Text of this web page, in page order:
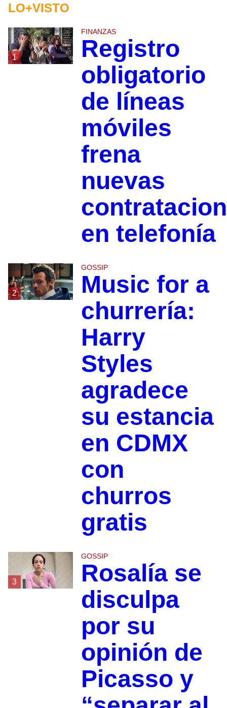
LO+VISTO
1
FINANZAS
Registro
obligatorio
de líneas
móviles
frena
nuevas
en telefonía
2
GOSSIP
Music for a
churrería:
Harry
Styles
agradece
su estancia
en CDMX
con
churros
gratis
3
GOSSIP
Rosalía se
disculpa
por su
opinión de
Picasso y